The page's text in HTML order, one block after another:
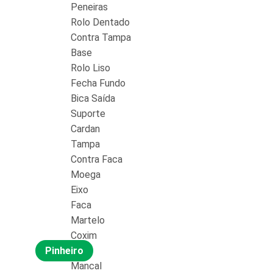
Peneiras
Rolo Dentado
Contra Tampa
Base
Rolo Liso
Fecha Fundo
Bica Saída
Suporte
Cardan
Tampa
Contra Faca
Moega
Eixo
Faca
Martelo
Coxim
Pinheiro
Mancal